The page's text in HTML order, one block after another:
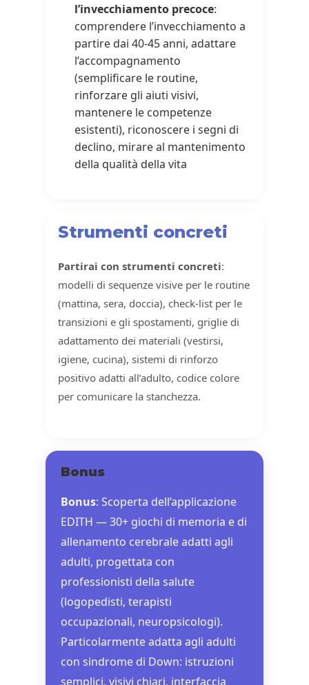
l’invecchiamento precoce:
comprendere l’invecchiamento a
partire dai 40-45 anni, adattare
l’accompagnamento
(semplificare le routine,
rinforzare gli aiuti visivi,
mantenere le competenze
esistenti), riconoscere i segni di
declino, mirare al mantenimento
della qualità della vita
Strumenti concreti
Partirai con strumenti concreti:
modelli di sequenze visive per le routine
(mattina, sera, doccia), check-list per le
transizioni e gli spostamenti, griglie di
adattamento dei materiali (vestirsi,
igiene, cucina), sistemi di rinforzo
positivo adatti all’adulto, codice colore
per comunicare la stanchezza.
Bonus
Bonus: Scoperta dell’applicazione
EDITH — 30+ giochi di memoria e di
allenamento cerebrale adatti agli
adulti, progettata con
professionisti della salute
(logopedisti, terapisti
occupazionali, neuropsicologi).
Particolarmente adatta agli adulti
con sindrome di Down: istruzioni
semplici, visivi chiari, interfaccia